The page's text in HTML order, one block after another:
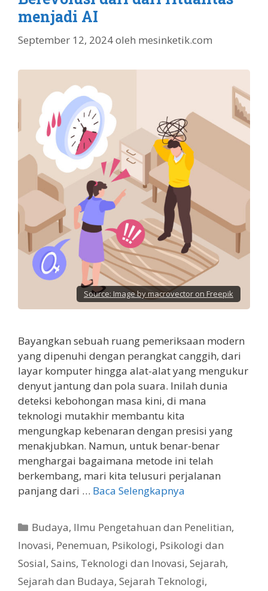
menjadi AI
September 12, 2024oleh mesinketik.com
Source: Image by macrovector on Freepik
Bayangkan sebuah ruang pemeriksaan modern
yang dipenuhi dengan perangkat canggih, dari
layar komputer hingga alat-alat yang mengukur
denyut jantung dan pola suara. Inilah dunia
deteksi kebohongan masa kini, di mana
teknologi mutakhir membantu kita
mengungkap kebenaran dengan presisi yang
menakjubkan. Namun, untuk benar-benar
menghargai bagaimana metode ini telah
berkembang, mari kita telusuri perjalanan
panjang dari … Baca Selengkapnya
Kategori
Budaya, Ilmu Pengetahuan dan Penelitian,
Inovasi, Penemuan, Psikologi, Psikologi dan
Sosial, Sains, Teknologi dan Inovasi, Sejarah,
Sejarah dan Budaya, Sejarah Teknologi,